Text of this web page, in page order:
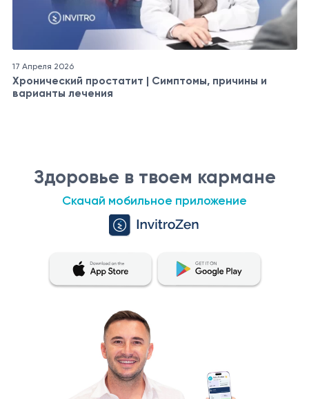
17 Апреля 2026
Хронический простатит | Симптомы, причины и
варианты лечения
Здоровье в твоем кармане
Скачай мобильное приложение